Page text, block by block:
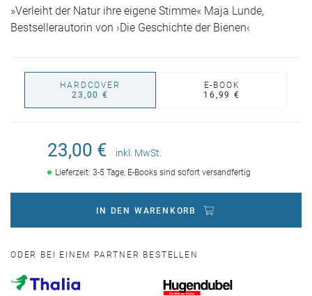
»Verleiht der Natur ihre eigene Stimme« Maja Lunde,
Bestsellerautorin von ›Die Geschichte der Bienen‹
HARDCOVER
23,00 €
E-BOOK
16,99 €
23,00 € inkl. MwSt.
Lieferzeit: 3-5 Tage, E-Books sind sofort versandfertig
IN DEN WARENKORB
ODER BEI EINEM PARTNER BESTELLEN